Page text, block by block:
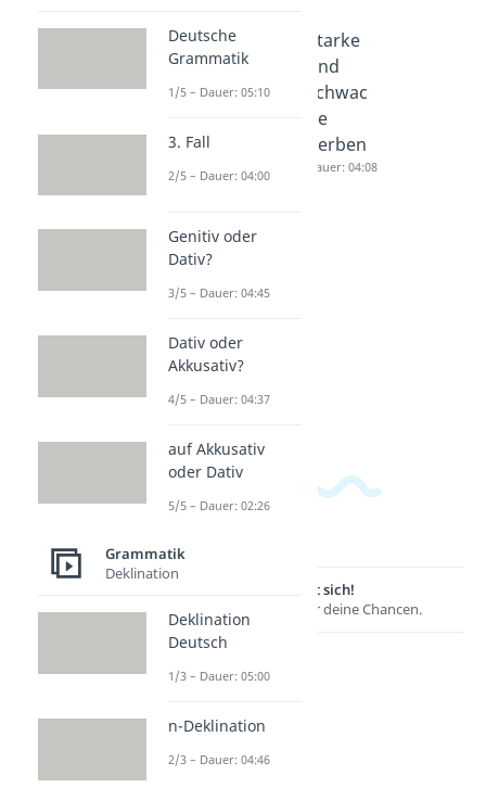
Unregel
mäßige
Verben
Trennba
re
Verben
Starke
und
schwac
he
Verben
Dauer: 04:08
Lernen lohnt sich!
Entdecke hier deine Chancen.
Deutsche
Grammatik
1/5 – Dauer: 05:10
3. Fall
2/5 – Dauer: 04:00
Genitiv oder
Dativ?
3/5 – Dauer: 04:45
Dativ oder
Akkusativ?
4/5 – Dauer: 04:37
auf Akkusativ
oder Dativ
5/5 – Dauer: 02:26
Grammatik
Deklination
Deklination
Deutsch
1/3 – Dauer: 05:00
n-Deklination
2/3 – Dauer: 04:46